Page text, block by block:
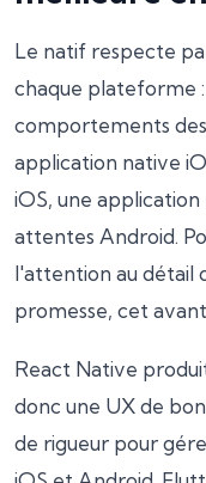
Le natif respecte
chaque plateforme
comportements
application native
iOS, une
attentes Android.
l'attention au détail
promesse, cet
React Native
donc une UX de
de rigueur pour